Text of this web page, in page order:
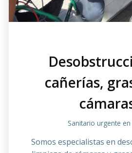
cañerías,
Sanitario urgente
Somos especialistas en